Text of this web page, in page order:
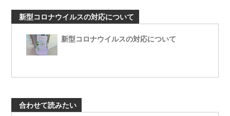
新型コロナウイルスの対応について
新型コロナウイルスの対応について
合わせて読みたい